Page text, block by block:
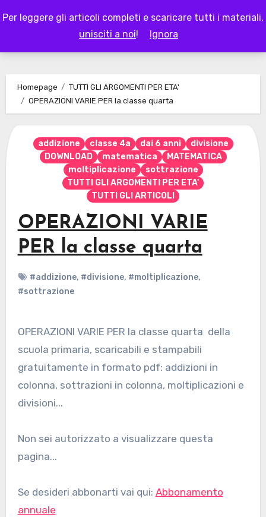
Per leggere gli articoli completi e scaricare tutti i materiali,
unisciti a noi! Ignora
to
LAPAPPADOLCE
Homepage
TUTTI GLI ARGOMENTI PER ETA'
OPERAZIONI VARIE PER la classe quarta
addizione classe 4a dai 6 anni
divisione
DOWNLOAD
matematica
MATEMATICA
moltiplicazione
sottrazione
TUTTI GLI ARGOMENTI PER ETA'
TUTTI GLI ARTICOLI
OPERAZIONI VARIE
PER la classe quarta
#addizione, #divisione, #moltiplicazione,
#sottrazione
OPERAZIONI VARIE PER la classe quarta della
scuola primaria, scaricabili e stampabili
gratuitamente in formato pdf: addizioni in
colonna, sottrazioni in colonna, moltiplicazioni e
divisioni...
Non sei autorizzato a visualizzare questa
pagina...
Se desideri abbonarti vai qui: Abbonamento
annuale